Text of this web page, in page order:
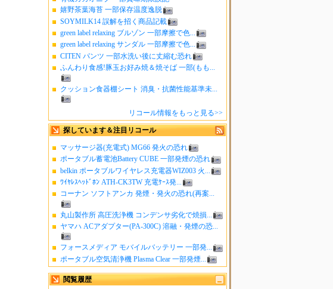
嬉野茶葉海苔 一部保存温度逸脱
SOYMILK14 誤解を招く商品記載
green label relaxing ブルゾン 一部摩擦で色...
green label relaxing サンダル 一部摩擦で色...
CITEN パンツ 一部水洗い後に丈縮む恐れ
ふんわり食感!豚玉お好み焼＆焼そば 一部(もも...
クッション食器棚シート 消臭・抗菌性能基準未...
リコール情報をもっと見る>>
探しています＆注目リコール
マッサージ器(充電式) MG66 発火の恐れ
ポータブル蓄電池Battery CUBE 一部発煙の恐れ
belkin ポータブルワイヤレス充電器WIZ003 火...
ﾜｲﾔﾚｽﾍｯﾄﾞﾎﾝ ATH-CK3TW 充電ｹｰｽ発...
コーナン ソフトアンカ 発煙・発火の恐れ(再案...
丸山製作所 高圧洗浄機 コンデンサ劣化で焼損...
ヤマハ ACアダプター(PA-300C) 溶融・発煙の恐...
フォースメディア モバイルバッテリー 一部発...
ポータブル空気清浄機 Plasma Clear 一部発煙...
閲覧履歴